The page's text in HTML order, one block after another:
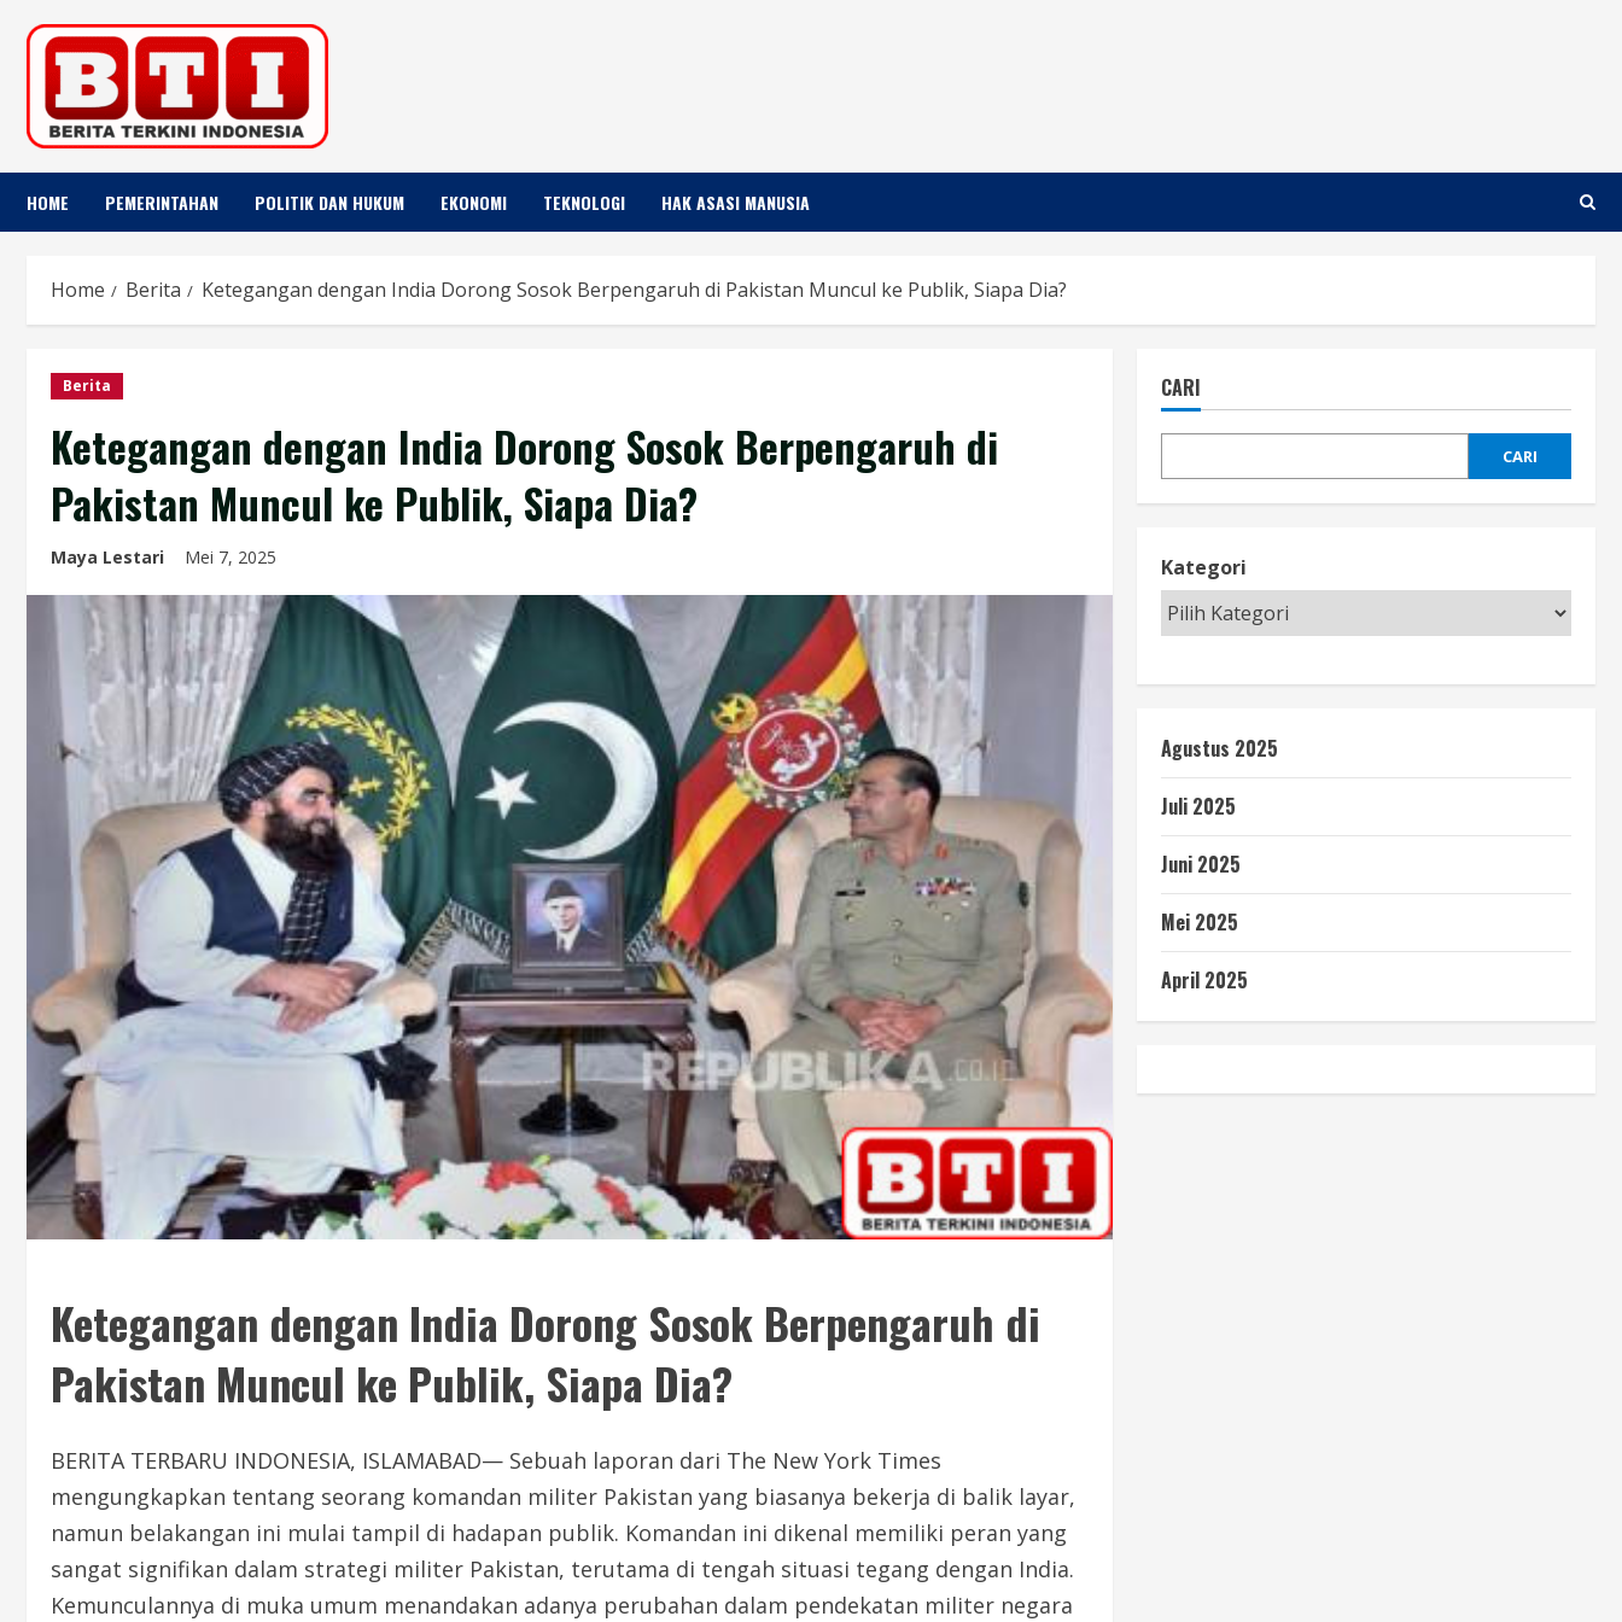
HOME PEMERINTAHAN POLITIK DAN HUKUM EKONOMI TEKNOLOGI HAK ASASI MANUSIA
Home Berita Ketegangan dengan India Dorong Sosok Berpengaruh di Pakistan Muncul ke Publik, Siapa Dia?
Berita
Ketegangan dengan India Dorong Sosok Berpengaruh di
Pakistan Muncul ke Publik, Siapa Dia?
Maya Lestari Mei 7, 2025
Ketegangan dengan India Dorong Sosok Berpengaruh di
Pakistan Muncul ke Publik, Siapa Dia?
BERITA TERBARU INDONESIA, ISLAMABAD— Sebuah laporan dari The New York Times
mengungkapkan tentang seorang komandan militer Pakistan yang biasanya bekerja di balik layar,
namun belakangan ini mulai tampil di hadapan publik. Komandan ini dikenal memiliki peran yang
sangat signifikan dalam strategi militer Pakistan, terutama di tengah situasi tegang dengan India.
Kemunculannya di muka umum menandakan adanya perubahan dalam pendekatan militer negara
CARI
CARI
Kategori
Agustus 2025
Juli 2025
Juni 2025
Mei 2025
April 2025